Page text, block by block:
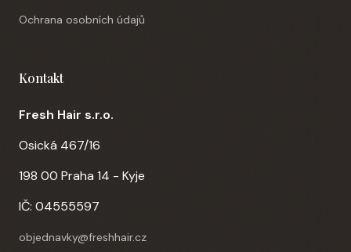
Ochrana osobních údajů
Kontakt
Fresh Hair s.r.o.
Osická 467/16
198 00 Praha 14 - Kyje
IČ: 04555597
objednavky@freshhair.cz